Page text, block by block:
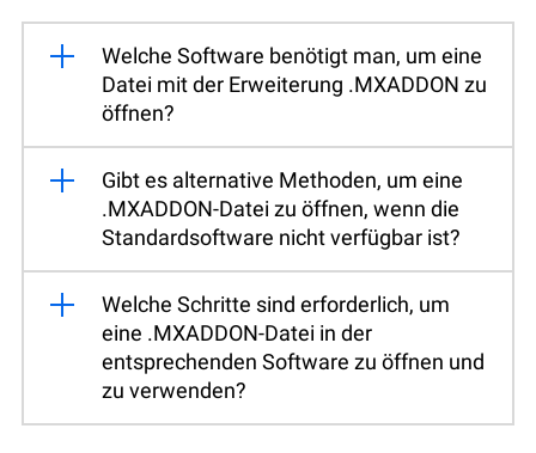
Welche Software benötigt man, um eine
Datei mit der Erweiterung .MXADDON zu
öffnen?
Gibt es alternative Methoden, um eine
.MXADDON-Datei zu öffnen, wenn die
Standardsoftware nicht verfügbar ist?
Welche Schritte sind erforderlich, um
eine .MXADDON-Datei in der
entsprechenden Software zu öffnen und
zu verwenden?